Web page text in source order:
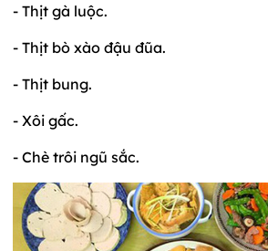
- Thịt gà luộc.
- Thịt bò xào đậu đũa.
- Thịt bung.
- Xôi gấc.
- Chè trôi ngũ sắc.